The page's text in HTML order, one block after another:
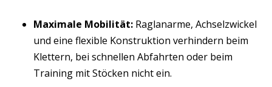
Maximale Mobilität: Raglanarme, Achselzwickel
und eine flexible Konstruktion verhindern beim
Klettern, bei schnellen Abfahrten oder beim
Training mit Stöcken nicht ein.